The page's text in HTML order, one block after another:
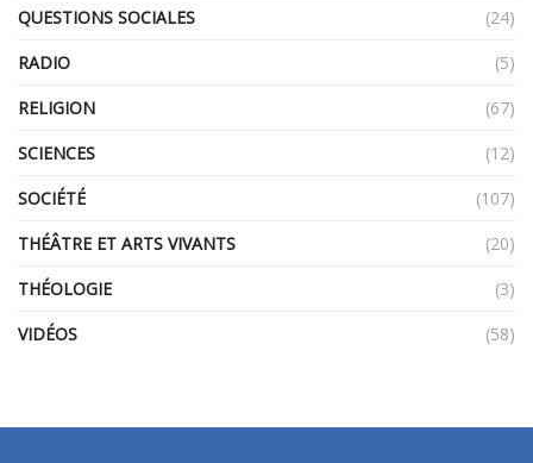
QUESTIONS SOCIALES
(24)
RADIO
(5)
RELIGION
(67)
SCIENCES
(12)
SOCIÉTÉ
(107)
THÉÂTRE ET ARTS VIVANTS
(20)
THÉOLOGIE
(3)
VIDÉOS
(58)